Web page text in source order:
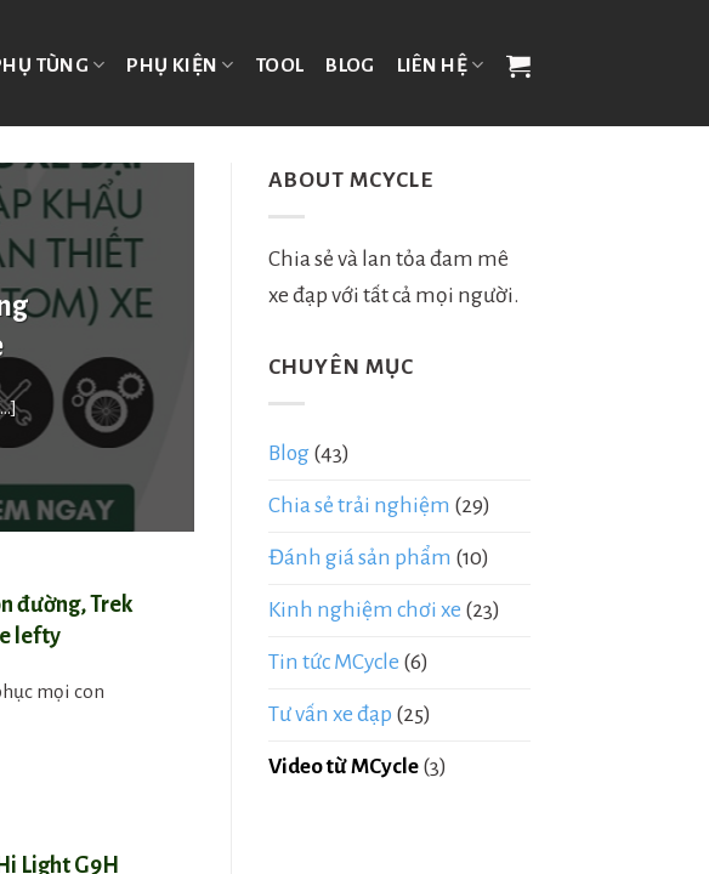
TÙNG PHỤ KIỆN TOOL BLOG LIÊN HỆ
đường, Trek
lefty
mọi con
Light G9H
ABOUT MCYCLE
Chia sẻ và lan tỏa đam mê
xe đạp với tất cả mọi người.
CHUYÊN MỤC
Blog(43)
Chia sẻ trải nghiệm (29)
Đánh giá sản phẩm (10)
Kinh nghiệm chơi xe (23)
Tin tức MCycle (6)
Tư vấn xe đạp (25)
Video từ MCycle(3)